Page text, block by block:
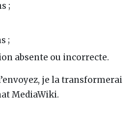
;
;
absente ou incorrecte.
je la transformerai
MediaWiki.